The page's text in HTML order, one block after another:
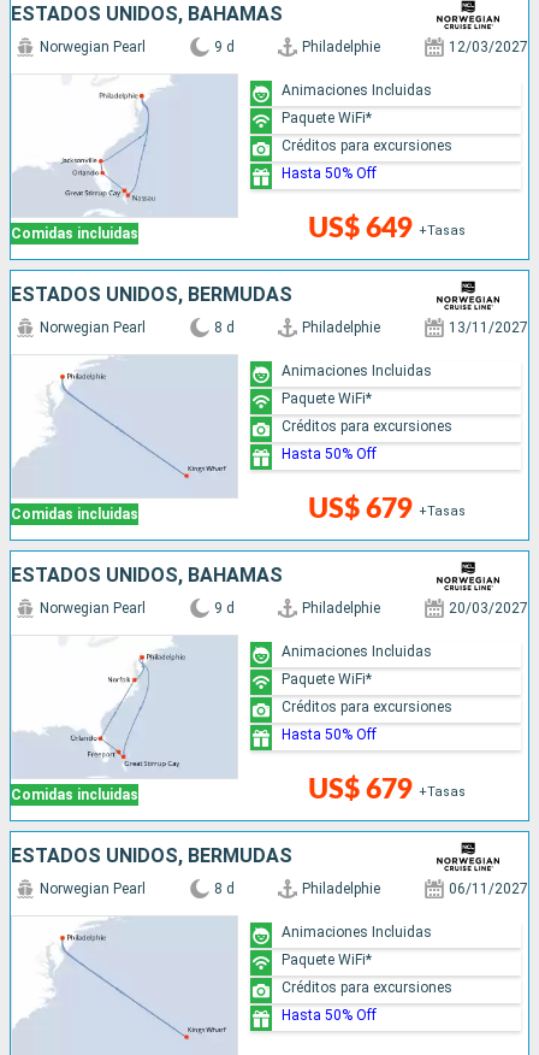
ESTADOS UNIDOS, BAHAMAS
Comidas incluidas
Norwegian Pearl 9 d Philadelphie 12/03/2027
US$ 649 +Tasas
Animaciones Incluidas
Paquete WiFi*
Créditos para excursiones
Hasta 50% Off
ESTADOS UNIDOS, BERMUDAS
Comidas incluidas
Norwegian Pearl 8 d Philadelphie 13/11/2027
US$ 679 +Tasas
Animaciones Incluidas
Paquete WiFi*
Créditos para excursiones
Hasta 50% Off
ESTADOS UNIDOS, BAHAMAS
Comidas incluidas
Norwegian Pearl 9 d Philadelphie 20/03/2027
US$ 679 +Tasas
Animaciones Incluidas
Paquete WiFi*
Créditos para excursiones
Hasta 50% Off
ESTADOS UNIDOS, BERMUDAS
Norwegian Pearl 8 d Philadelphie 06/11/2027
Animaciones Incluidas
Paquete WiFi*
Créditos para excursiones
Hasta 50% Off